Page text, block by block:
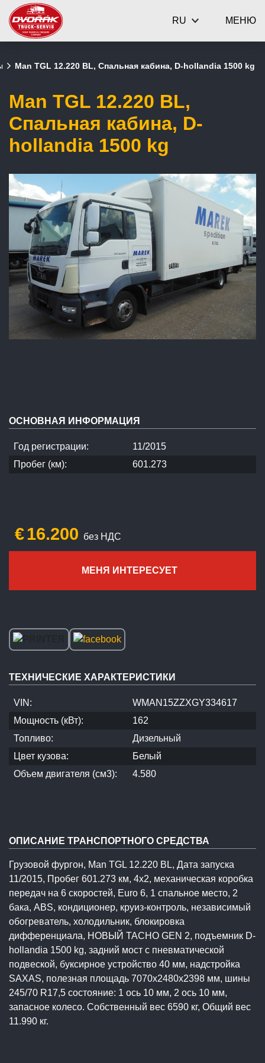
МЕНЮ
RU
Man TGL 12.220 BL, Спальная кабина, D-hollandia 1500 kg
Man TGL 12.220 BL,
Спальная кабина, D-
hollandia 1500 kg
€16.200 без НДС
МЕНЯ ИНТЕРЕСУЕТ
ОСНОВНАЯ ИНФОРМАЦИЯ
Год регистрации:
11/2015
Пробег (км):
601.273
ТЕХНИЧЕСКИЕ ХАРАКТЕРИСТИКИ
VIN:
WMAN15ZZXGY334617
Мощность (кВт):
162
Топливо:
Дизельный
Цвет кузова:
Белый
Объем двигателя (см3):
4.580
ОПИСАНИЕ ТРАНСПОРТНОГО СРЕДСТВА
Грузовой фургон, Man TGL 12.220 BL, Дата запуска
11/2015, Пробег 601.273 км, 4x2, механическая коробка
передач на 6 скоростей, Euro 6, 1 спальное место, 2
бака, ABS, кондиционер, круиз-контроль, независимый
обогреватель, холодильник, блокировка
дифференциала, НОВЫЙ TACHO GEN 2, подъемник D-
hollandia 1500 kg, задний мост с пневматической
подвеской, буксирное устройство 40 мм, надстройка
SAXAS, полезная площадь 7070x2480x2398 мм, шины
245/70 R17,5 состояние: 1 ось 10 мм, 2 ось 10 мм,
запасное колесо. Собственный вес 6590 кг, Общий вес
11.990 кг.